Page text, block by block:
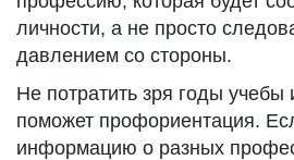
личности, а не просто
давлением со стороны.
Не потратить зря годы учебы
поможет профориентация.
информацию о разных